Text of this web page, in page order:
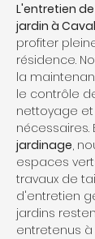
L'entretien
jardin à
profiter
résidence.
la
le contrôle
nettoyage
nécessaires.
jardinage,
espaces
travaux de
d'entretien
jardins
entretenus à